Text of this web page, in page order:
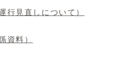
行見直しについて）
資料）